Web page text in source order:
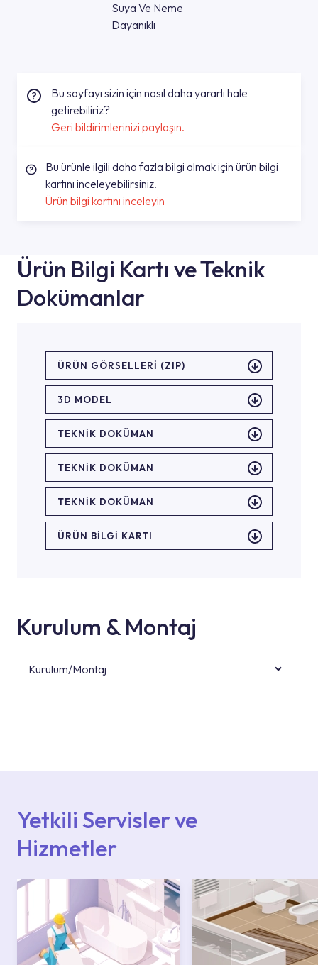
Suya Ve Neme
Dayanıklı
Bu sayfayı sizin için nasıl daha yararlı hale
getirebiliriz?
Geri bildirimlerinizi paylaşın.
Bu ürünle ilgili daha fazla bilgi almak için ürün bilgi
kartını inceleyebilirsiniz.
Ürün bilgi kartını inceleyin
Ürün Bilgi Kartı ve Teknik
Dokümanlar
ÜRÜN GÖRSELLERI (ZIP)
3D MODEL
TEKNİK DOKÜMAN
TEKNİK DOKÜMAN
TEKNİK DOKÜMAN
ÜRÜN BILGI KARTI
Kurulum & Montaj
Kurulum/Montaj
Yetkili Servisler ve
Hizmetler